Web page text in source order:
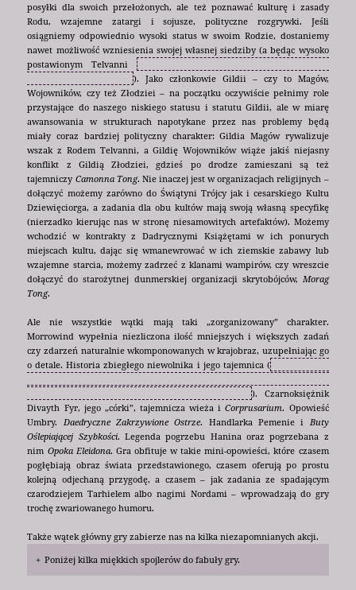
posyłki dla swoich przełożonych, ale też poznawać kulturę i zasady
Rodu, wzajemne zatargi i sojusze, polityczne rozgrywki. Jeśli
osiągniemy odpowiednio wysoki status w swoim Rodzie, dostaniemy
nawet możliwość wzniesienia swojej własnej siedziby (a będąc wysoko
postawionym Telvanni zyskujemy podwładnego,
możemy zlecać zadania). Jako członkowie Gildii – czy to Magów,
Wojowników, czy też Złodziei – na początku oczywiście pełnimy role
przystające do naszego niskiego statusu i statutu Gildii, ale w miarę
awansowania w strukturach napotykane przez nas problemy będą
miały coraz bardziej polityczny charakter: Gildia Magów rywalizuje
wszak z Rodem Telvanni, a Gildię Wojowników wiąże jakiś niejasny
konflikt z Gildią Złodziei, gdzieś po drodze zamieszani są też
tajemniczy Camonna Tong. Nie inaczej jest w organizacjach religijnych –
dołączyć możemy zarówno do Świątyni Trójcy jak i cesarskiego Kultu
Dziewięciorga, a zadania dla obu kultów mają swoją własną specyfikę
(nierzadko kierując nas w stronę niesamowitych artefaktów). Możemy
wchodzić w kontrakty z Dadrycznymi Książętami w ich ponurych
miejscach kultu, dając się wmanewrować w ich ziemskie zabawy lub
wzajemne starcia, możemy zadrzeć z klanami wampirów, czy wreszcie
dołączyć do starożytnej dunmerskiej organizacji skrytobójców, Morag
Tong.
Ale nie wszystkie wątki mają taki „zorganizowany” charakter.
Morrowind wypełnia niezliczona ilość mniejszych i większych zadań
czy zdarzeń naturalnie wkomponowanych w krajobraz, uzupełniając go
o detale. Historia zbiegłego niewolnika i jego tajemnica (tak naprawdę
). Czarnoksiężnik
Divayth Fyr, jego „córki”, tajemnicza wieża iCorprusarium. Opowieść
Umbry. Daedryczne Zakrzywione Ostrze. Handlarka Pemenie i Buty
Oślepiającej Szybkości. Legenda pogrzebu Hanina oraz pogrzebana z
nim Opoka Eleidona. Gra obfituje w takie mini-opowieści, które czasem
pogłębiają obraz świata przedstawionego, czasem oferują po prostu
kolejną odjechaną przygodę, a czasem – jak zadania ze spadającym
czarodziejem Tarhielem albo nagimi Nordami – wprowadzają do gry
trochę zwariowanego humoru.
Także wątek główny gry zabierze nas na kilka niezapomnianych akcji.
Poniżej kilka miękkich spojlerów do fabuły gry.